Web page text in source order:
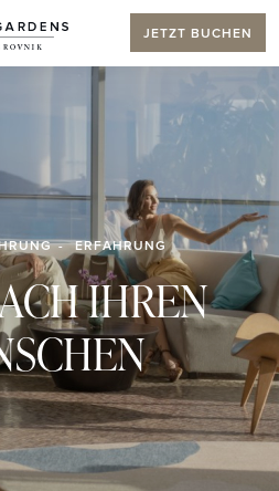
JETZT BUCHEN
ERFAHRUNG
IHREN